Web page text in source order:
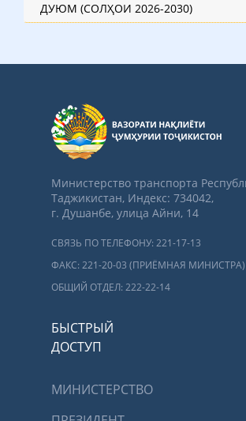
ДУЮМ (СОЛҲОИ 2026-2030)
Министерство транспорта
Таджикистан, Индекс: 734042,
г. Душанбе, улица Айни, 14
СВЯЗЬ ПО ТЕЛЕФОНУ: 221-17-13
ФАКС: 221-20-03 (ПРИЁМНАЯ МИНИСТРА)
ОБЩИЙ ОТДЕЛ: 222-22-14
БЫСТРЫЙ
ДОСТУП
МИНИСТЕРСТВО